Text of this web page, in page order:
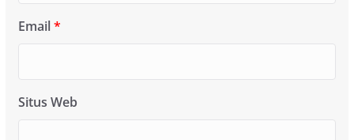
Email*
Situs Web